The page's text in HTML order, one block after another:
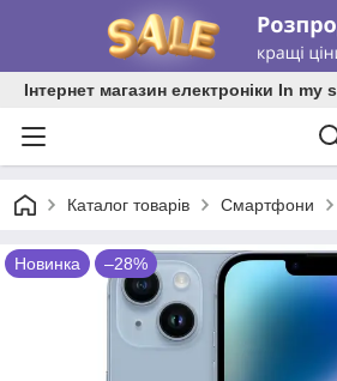
Інтернет магазин електроніки In my
Каталог товарів Смартфони
Новинка –28%